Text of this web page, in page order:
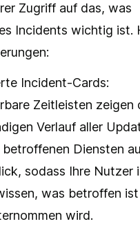
Zugriff auf das, was
Incidents wichtig ist.
Incident-Cards:
Zeitleisten zeigen
Verlauf aller
betroffenen Diensten
sodass Ihre Nutzer
was betroffen
wird.